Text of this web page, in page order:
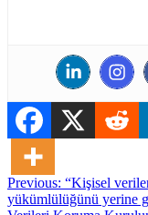
Post
Previous: “Kişisel
yükümlülüğünü yerine